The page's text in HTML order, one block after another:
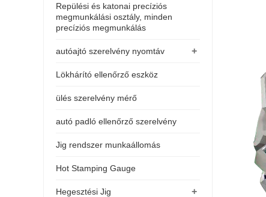
Repülési és katonai precíziós
megmunkálási osztály, minden
precíziós megmunkálás
+
autóajtó szerelvény nyomtáv
Lökhárító ellenőrző eszköz
ülés szerelvény mérő
autó padló ellenőrző szerelvény
Jig rendszer munkaállomás
Hot Stamping Gauge
+
Hegesztési Jig